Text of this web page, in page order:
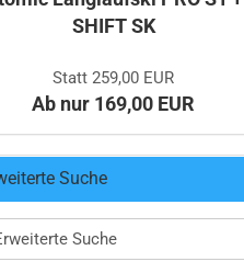
SHIFT SK
Statt 259,00 EUR
Ab nur 169,00 EUR
Suche